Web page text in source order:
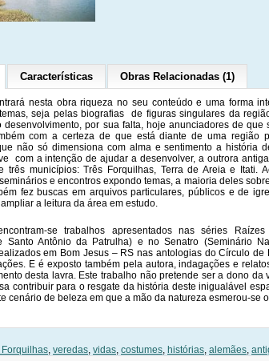
Características Obras Relacionadas (1)
nesta obra riqueza no seu conteúdo e uma forma
seja pelas biografias de figuras singulares da
desenvolvimento, por sua falta, hoje anunciadores de que
com a certeza de que está diante de uma região
não só dimensiona com alma e sentimento a história
com a intenção de ajudar a desenvolver, a outrora
três municípios: Três Forquilhas, Terra de Areia e Itati.
e encontros expondo temas, a maioria deles
fez buscas em arquivos particulares, públicos e de
a leitura da área em estudo.
se trabalhos apresentados nas séries
Santo Antônio da Patrulha) e no Senatro (Seminário
em Bom Jesus – RS nas antologias do Círculo de
E é exposto também pela autora, indagações e
desta lavra. Este trabalho não pretende ser a dono da
contribuir para o resgate da história deste inigualável
cenário de beleza em que a mão da natureza esmerou-se
Forquilhas, veredas, vidas, costumes, histórias, alemães,